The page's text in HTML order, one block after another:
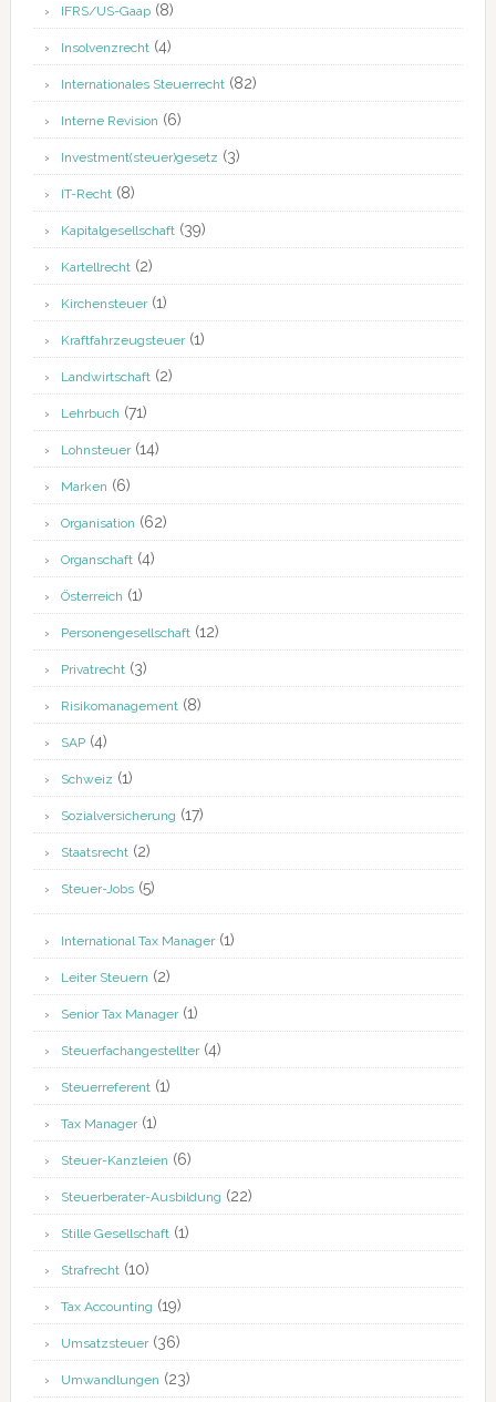
IFRS/US-Gaap(8)
Insolvenzrecht(4)
Internationales Steuerrecht(82)
Interne Revision (6)
Investment(steuer)gesetz (3)
IT-Recht(8)
Kapitalgesellschaft(39)
Kartellrecht(2)
Kirchensteuer(1)
Kraftfahrzeugsteuer(1)
Landwirtschaft(2)
Lehrbuch (71)
Lohnsteuer(14)
Marken (6)
Organisation (62)
Organschaft(4)
Österreich (1)
Personengesellschaft(12)
Privatrecht(3)
Risikomanagement(8)
SAP(4)
Schweiz (1)
Sozialversicherung (17)
Staatsrecht(2)
Steuer-Jobs(5)
International Tax Manager(1)
Leiter Steuern (2)
Senior Tax Manager(1)
Steuerfachangestellter(4)
Steuerreferent(1)
Tax Manager(1)
Steuer-Kanzleien (6)
Steuerberater-Ausbildung (22)
Stille Gesellschaft(1)
Strafrecht(10)
Tax Accounting (19)
Umsatzsteuer(36)
Umwandlungen (23)